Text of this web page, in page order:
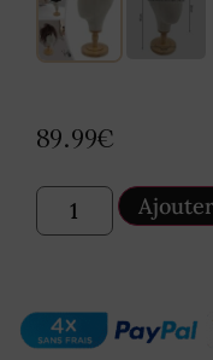
89.99€